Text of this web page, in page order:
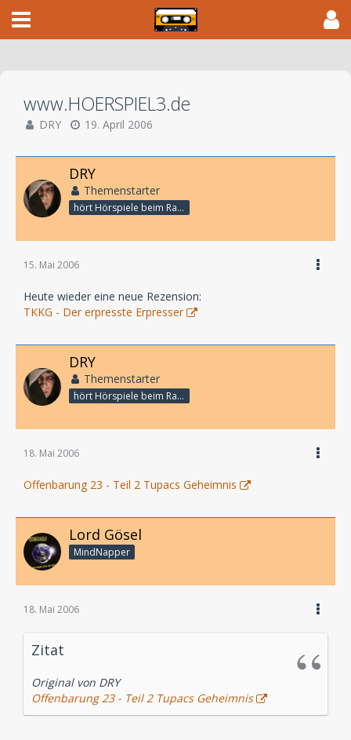
www.HOERSPIEL3.de
DRY 19. April 2006
DRY
Themenstarter
hört Hörspiele beim Rasenmähen
15. Mai 2006
Heute wieder eine neue Rezension:
TKKG - Der erpresste Erpresser
DRY
Themenstarter
hört Hörspiele beim Rasenmähen
18. Mai 2006
Offenbarung 23 - Teil 2 Tupacs Geheimnis
Lord Gösel
MindNapper
18. Mai 2006
Zitat
Original von DRY
Offenbarung 23 - Teil 2 Tupacs Geheimnis